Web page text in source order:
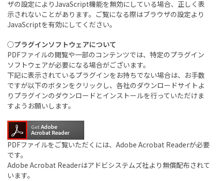
ザの設定によりJavaScript機能を無効にしている場合、正しく表
示されないことがあります。ご覧になる際はブラウザの設定より
JavaScriptを有効にしてください。
○プラグインソフトウェアについて
PDFファイルの閲覧や一部のコンテンツでは、特定のプラグイン
ソフトウェアが必要になる場合がございます。
下記に表示されているプラグインをお持ちでない場合は、お手数
ですが以下のボタンをクリックし、各社のダウンロードサイトよ
りプラグインのダウンロードとインストールを行っていただけま
すようお願いします。
PDFファイルをご覧いただくには、Adobe Acrobat Readerが必要
です。
Adobe Acrobat Readerはアドビシステムズ社より無償配布されて
います。